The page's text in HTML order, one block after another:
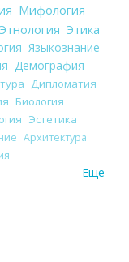
Мифология
Этнология Этика
Языкознание
Демография
Дипломатия
Биология
Эстетика
Архитектура
Еще